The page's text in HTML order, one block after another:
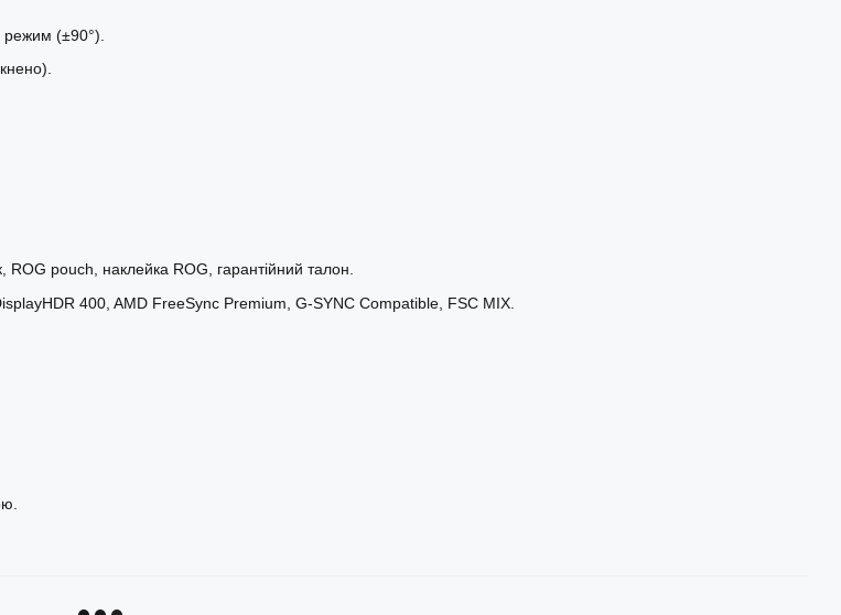
(±90°).
pouch, наклейка ROG, гарантійний талон.
400, AMD FreeSync Premium, G-SYNC Compatible, FSC MIX.